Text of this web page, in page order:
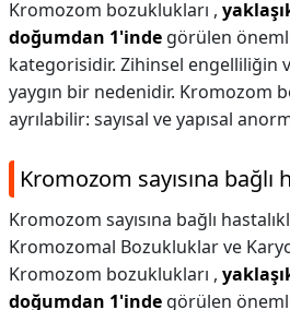
Kromozom bozuklukları ,
doğumdan 1'inde görülen
kategorisidir. Zihinsel engelliliğin
yaygın bir nedenidir. Kromozom
ayrılabilir: sayısal ve yapısal
Kromozom sayısına
Kromozom sayısına bağlı
Kromozomal Bozukluklar ve
Kromozom bozuklukları ,
doğumdan 1'inde görülen